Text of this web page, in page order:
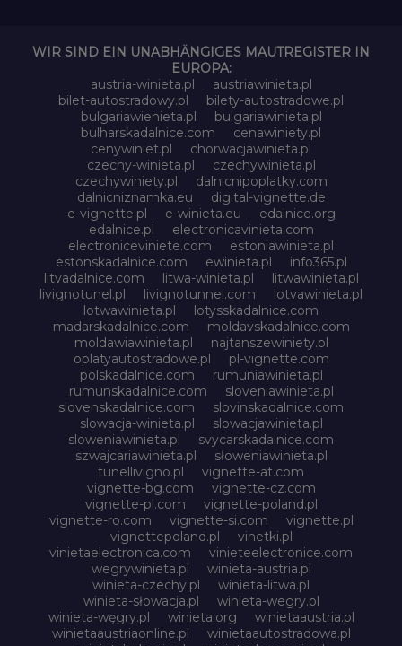
WIR SIND EIN UNABHÄNGIGES MAUTREGISTER IN
EUROPA:
austria-winieta.pl
austriawinieta.pl
bilet-autostradowy.pl
bilety-autostradowe.pl
bulgariawienieta.pl
bulgariawinieta.pl
bulharskadalnice.com
cenawiniety.pl
cenywiniet.pl
chorwacjawinieta.pl
czechy-winieta.pl
czechywinieta.pl
czechywiniety.pl
dalnicnipoplatky.com
dalnicniznamka.eu
digital-vignette.de
e-vignette.pl
e-winieta.eu
edalnice.org
edalnice.pl
electronicavinieta.com
electroniceviniete.com
estoniawinieta.pl
estonskadalnice.com
ewinieta.pl
info365.pl
litvadalnice.com
litwa-winieta.pl
litwawinieta.pl
livignotunel.pl
livignotunnel.com
lotvawinieta.pl
lotwawinieta.pl
lotysskadalnice.com
madarskadalnice.com
moldavskadalnice.com
moldawiawinieta.pl
najtanszewiniety.pl
oplatyautostradowe.pl
pl-vignette.com
polskadalnice.com
rumuniawinieta.pl
rumunskadalnice.com
sloveniawinieta.pl
slovenskadalnice.com
slovinskadalnice.com
slowacja-winieta.pl
slowacjawinieta.pl
sloweniawinieta.pl
svycarskadalnice.com
szwajcariawinieta.pl
słoweniawinieta.pl
tunellivigno.pl
vignette-at.com
vignette-bg.com
vignette-cz.com
vignette-pl.com
vignette-poland.pl
vignette-ro.com
vignette-si.com
vignette.pl
vignettepoland.pl
vinetki.pl
vinietaelectronica.com
vinieteelectronice.com
wegrywinieta.pl
winieta-austria.pl
winieta-czechy.pl
winieta-litwa.pl
winieta-słowacja.pl
winieta-wegry.pl
winieta-węgry.pl
winieta.org
winietaaustria.pl
winietaaustriaonline.pl
winietaautostradowa.pl